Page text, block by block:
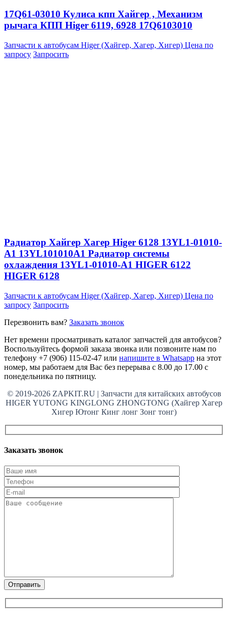
17Q61-03010 Кулиса кпп Хайгер , Механизм
рычага КПП Higer 6119, 6928 17Q6103010
Запчасти к автобусам Higer (Хайгер, Хагер, Хигер) Цена по
запросу Запросить
Радиатор Хайгер Хагер Higer 6128 13YL1-01010-
A1 13YL101010A1 Радиатор системы
охлаждения 13YL1-01010-A1 HIGER 6122
HIGER 6128
Запчасти к автобусам Higer (Хайгер, Хагер, Хигер) Цена по
запросу Запросить
Перезвонить вам? Заказать звонок
Нет времени просматривать каталог запчастей для автобусов?
Воспользуйтесь формой заказа звонка или позвоните нам по
телефону +7 (906) 115-02-47 или напишите в Whatsapp на этот
номер, мы работаем для Вас без перерыва с 8.00 до 17.00 с
понедельника по пятницу.
© 2019-2026 ZAPKIT.RU | Запчасти для китайских автобусов
HIGER YUTONG KINGLONG ZHONGTONG (Хайгер Хагер
Хигер Ютонг Кинг лонг Зонг тонг)
Заказать звонок